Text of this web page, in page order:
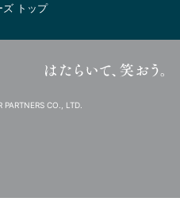
トップ
CO., LTD.